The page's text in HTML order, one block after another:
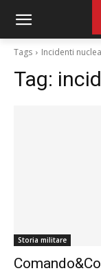
Tags Incidenti
Tag:
Storia militare